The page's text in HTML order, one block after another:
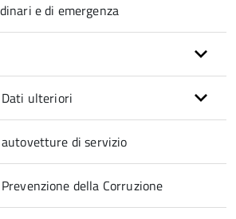
e di emergenza
ulteriori
di servizio
della Corruzione